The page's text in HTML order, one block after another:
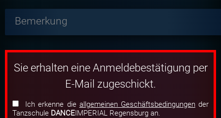
Bemerkung
Sie erhalten eine Anmeldebestätigung per
E-Mail zugeschickt.
Ich erkenne die allgemeinen Geschäftsbedingungender
Tanzschule DANCEIMPERIAL Regensburg an.